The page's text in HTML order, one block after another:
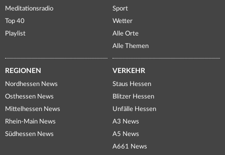
Meditationsradio
Top 40
Playlist
Sport
Wetter
Alle Orte
Alle Themen
REGIONEN
Nordhessen News
Osthessen News
Mittelhessen News
Rhein-Main News
Südhessen News
VERKEHR
Staus Hessen
Blitzer Hessen
Unfälle Hessen
A3 News
A5 News
A661 News